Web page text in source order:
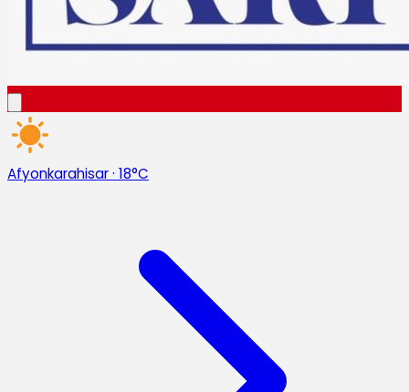
Afyonkarahisar· 18°C